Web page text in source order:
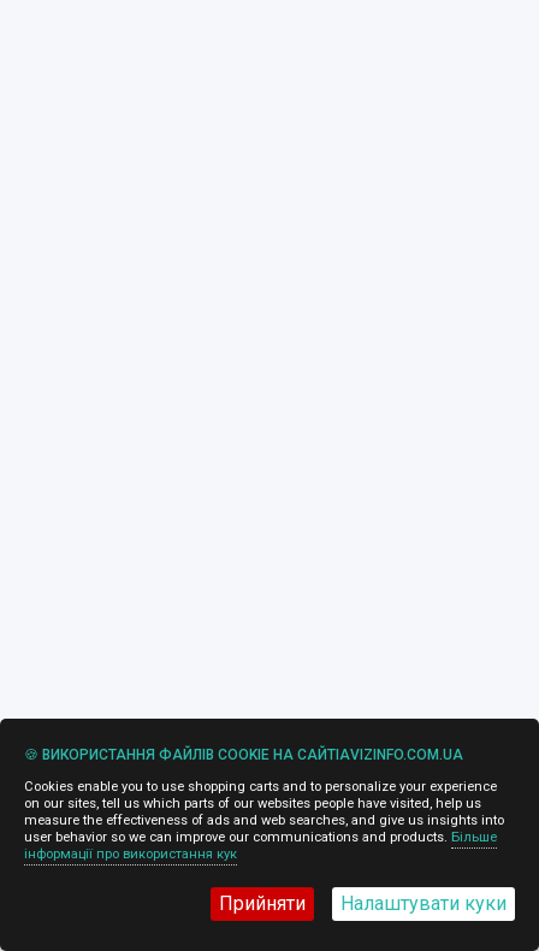
🍪 ВИКОРИСТАННЯ ФАЙЛІВ COOKIE НА САЙТІAVIZINFO.COM.UA
Cookies enable you to use shopping carts and to personalize your experience
on our sites, tell us which parts of our websites people have visited, help us
measure the effectiveness of ads and web searches, and give us insights into
user behavior so we can improve our communications and products. Більше
інформації про використання кук
Прийняти Налаштувати куки